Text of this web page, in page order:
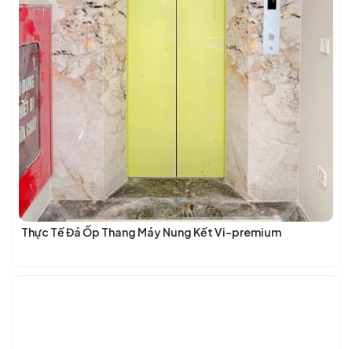
Thực Tế Đá Ốp Thang Máy Nung Kết Vi-premium